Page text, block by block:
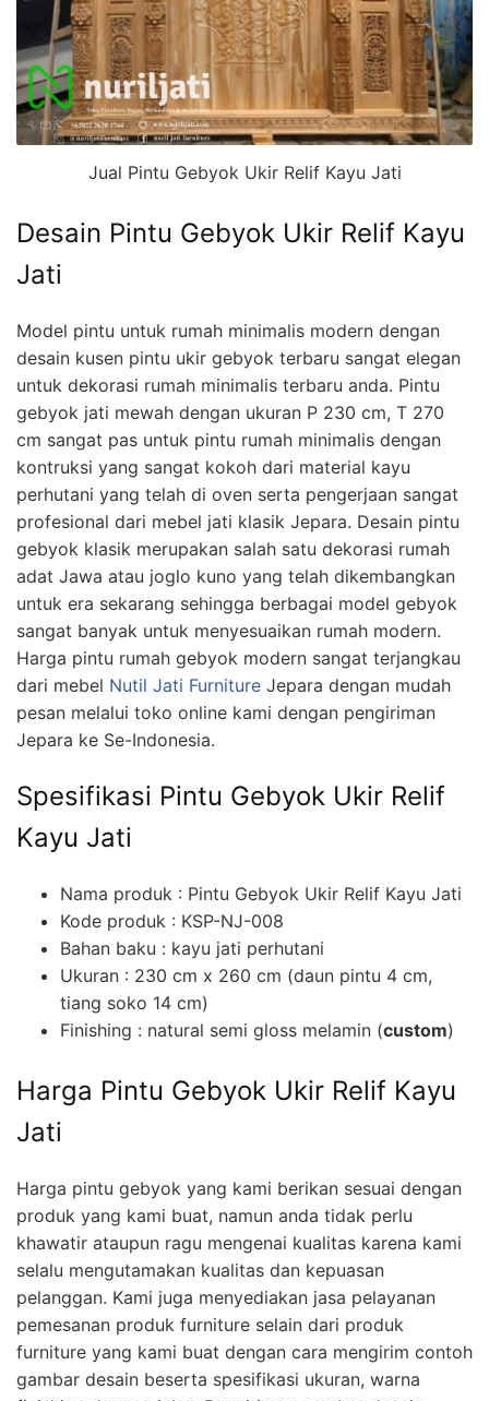
Jual Pintu Gebyok Ukir Relif Kayu Jati
Desain Pintu Gebyok Ukir Relif Kayu
Jati
Model pintu untuk rumah minimalis modern dengan
desain kusen pintu ukir gebyok terbaru sangat elegan
untuk dekorasi rumah minimalis terbaru anda. Pintu
gebyok jati mewah dengan ukuran P 230 cm, T 270
cm sangat pas untuk pintu rumah minimalis dengan
kontruksi yang sangat kokoh dari material kayu
perhutani yang telah di oven serta pengerjaan sangat
profesional dari mebel jati klasik Jepara. Desain pintu
gebyok klasik merupakan salah satu dekorasi rumah
adat Jawa atau joglo kuno yang telah dikembangkan
untuk era sekarang sehingga berbagai model gebyok
sangat banyak untuk menyesuaikan rumah modern.
Harga pintu rumah gebyok modern sangat terjangkau
dari mebel Nutil Jati Furniture Jepara dengan mudah
pesan melalui toko online kami dengan pengiriman
Jepara ke Se-Indonesia.
Spesifikasi Pintu Gebyok Ukir Relif
Kayu Jati
Nama produk : Pintu Gebyok Ukir Relif Kayu Jati
Kode produk : KSP-NJ-008
Bahan baku : kayu jati perhutani
Ukuran : 230 cm x 260 cm (daun pintu 4 cm,
tiang soko 14 cm)
Finishing : natural semi gloss melamin (custom)
Harga Pintu Gebyok Ukir Relif Kayu
Jati
Harga pintu gebyok yang kami berikan sesuai dengan
produk yang kami buat, namun anda tidak perlu
khawatir ataupun ragu mengenai kualitas karena kami
selalu mengutamakan kualitas dan kepuasan
pelanggan. Kami juga menyediakan jasa pelayanan
pemesanan produk furniture selain dari produk
furniture yang kami buat dengan cara mengirim contoh
gambar desain beserta spesifikasi ukuran, warna